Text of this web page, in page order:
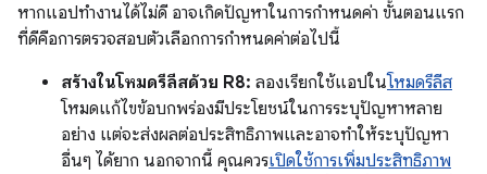
หากแอปทำงานได้ไม่ดี อาจเกิดปัญหาในการกำหนดค่า ขั้นตอนแรก
ที่ดีคือการตรวจสอบตัวเลือกการกำหนดค่าต่อไปนี้
สร้างในโหมดรีลีสด้วย R8: ลองเรียกใช้แอปในโหมดรีลีส
โหมดแก้ไขข้อบกพร่องมีประโยชน์ในการระบุปัญหาหลาย
อย่าง แต่จะส่งผลต่อประสิทธิภาพและอาจทำให้ระบุปัญหา
อื่นๆ ได้ยาก นอกจากนี้ คุณควรเปิดใช้การเพิ่มประสิทธิภาพ